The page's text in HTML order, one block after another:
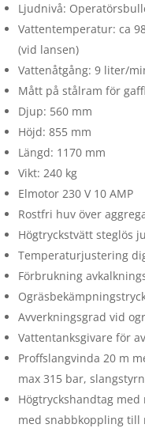
Ljudnivå:
Vattentemperatur: ca
(vid lansen)
Vattenåtgång: 9 liter/
Mått på stålram för
Djup: 560 mm
Höjd: 855 mm
Längd: 1170 mm
Vikt: 240 kg
Elmotor 230 V 10 AMP
Rostfri huv över
Högtryckstvätt steglös
Temperaturjustering
Förbrukning
Avverkningsgrad vid
Vattentanksgivare för
Proffslangvinda 20 m
max 315 bar,
Högtryckshandtag
med snabbkoppling till